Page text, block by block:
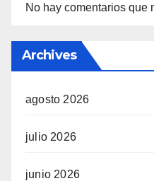
No hay comentarios que
Archives
agosto 2026
julio 2026
junio 2026